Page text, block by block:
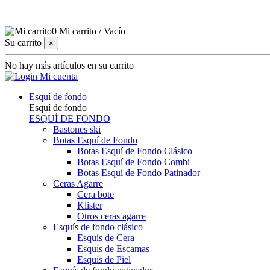
0 Mi carrito /Vacío
Su carrito
×
No hay más artículos en su carrito
Mi cuenta
Esquí de fondo
Esquí de fondo
ESQUÍ DE FONDO
Bastones ski
Botas Esquí de Fondo
Botas Esquí de Fondo Clásico
Botas Esquí de Fondo Combi
Botas Esquí de Fondo Patinador
Ceras Agarre
Cera bote
Klister
Otros ceras agarre
Esquís de fondo clásico
Esquís de Cera
Esquís de Escamas
Esquís de Piel